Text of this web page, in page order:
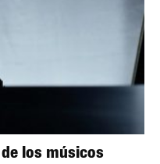
los músicos